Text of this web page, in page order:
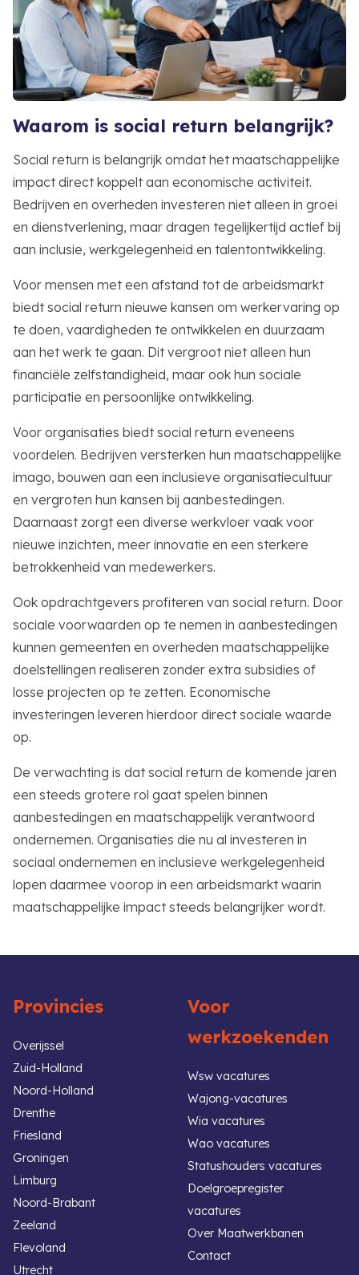
Waarom is social return belangrijk?
Social return is belangrijk omdat het maatschappelijke
impact direct koppelt aan economische activiteit.
Bedrijven en overheden investeren niet alleen in groei
en dienstverlening, maar dragen tegelijkertijd actief bij
aan inclusie, werkgelegenheid en talentontwikkeling.
Voor mensen met een afstand tot de arbeidsmarkt
biedt social return nieuwe kansen om werkervaring op
te doen, vaardigheden te ontwikkelen en duurzaam
aan het werk te gaan. Dit vergroot niet alleen hun
financiële zelfstandigheid, maar ook hun sociale
participatie en persoonlijke ontwikkeling.
Voor organisaties biedt social return eveneens
voordelen. Bedrijven versterken hun maatschappelijke
imago, bouwen aan een inclusieve organisatiecultuur
en vergroten hun kansen bij aanbestedingen.
Daarnaast zorgt een diverse werkvloer vaak voor
nieuwe inzichten, meer innovatie en een sterkere
betrokkenheid van medewerkers.
Ook opdrachtgevers profiteren van social return. Door
sociale voorwaarden op te nemen in aanbestedingen
kunnen gemeenten en overheden maatschappelijke
doelstellingen realiseren zonder extra subsidies of
losse projecten op te zetten. Economische
investeringen leveren hierdoor direct sociale waarde
op.
De verwachting is dat social return de komende jaren
een steeds grotere rol gaat spelen binnen
aanbestedingen en maatschappelijk verantwoord
ondernemen. Organisaties die nu al investeren in
sociaal ondernemen en inclusieve werkgelegenheid
lopen daarmee voorop in een arbeidsmarkt waarin
maatschappelijke impact steeds belangrijker wordt.
Provincies
Overijssel
Zuid-Holland
Noord-Holland
Drenthe
Friesland
Groningen
Limburg
Noord-Brabant
Zeeland
Flevoland
Utrecht
Voor
werkzoekenden
Wsw vacatures
Wajong-vacatures
Wia vacatures
Wao vacatures
Statushouders vacatures
Doelgroepregister
vacatures
Over Maatwerkbanen
Contact